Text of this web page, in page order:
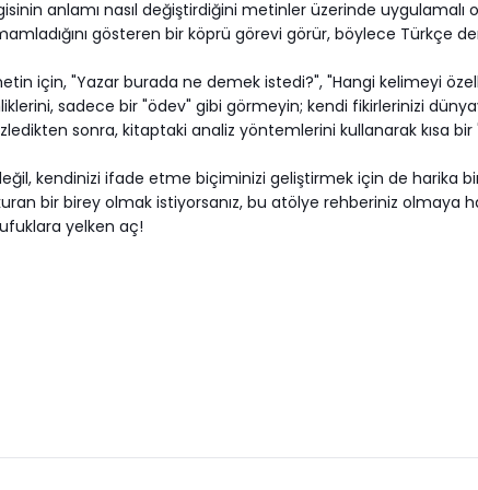
anlamı nasıl değiştirdiğini metinler üzerinde uygulamalı
gösteren bir köprü görevi görür, böylece Türkçe
için, "Yazar burada ne demek istedi?", "Hangi kelimeyi
sadece bir "ödev" gibi görmeyin; kendi fikirlerinizi
sonra, kitaptaki analiz yöntemlerini kullanarak kısa bir
kendinizi ifade etme biçiminizi geliştirmek için de harika
bir birey olmak istiyorsanız, bu atölye rehberiniz olmaya
yelken aç!